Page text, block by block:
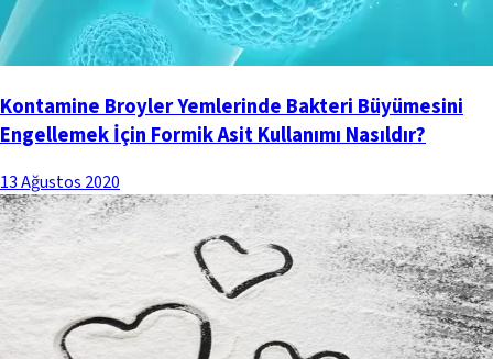
Kontamine Broyler Yemlerinde Bakteri Büyümesini
Engellemek İçin Formik Asit Kullanımı Nasıldır?
13 Ağustos 2020